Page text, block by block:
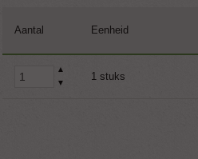
Aantal Eenheid
▲
▼
1 stuks